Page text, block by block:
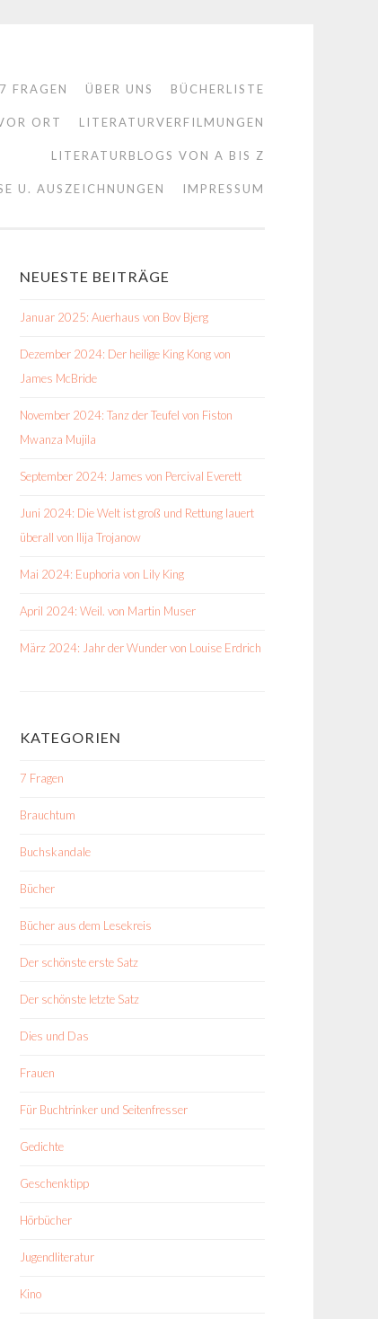
7 FRAGEN ÜBER UNS BÜCHERLISTE
ORT LITERATURVERFILMUNGEN
LITERATURBLOGS VON A BIS Z
U. AUSZEICHNUNGEN IMPRESSUM
NEUESTE BEITRÄGE
Januar 2025: Auerhaus von Bov Bjerg
Dezember 2024: Der heilige King Kong von
James McBride
November 2024: Tanz der Teufel von Fiston
Mwanza Mujila
September 2024: James von Percival Everett
Juni 2024: Die Welt ist groß und Rettung lauert
überall von Ilija Trojanow
Mai 2024: Euphoria von Lily King
April 2024: Weil. von Martin Muser
März 2024: Jahr der Wunder von Louise Erdrich
KATEGORIEN
7 Fragen
Brauchtum
Buchskandale
Bücher
Bücher aus dem Lesekreis
Der schönste erste Satz
Der schönste letzte Satz
Dies und Das
Frauen
Für Buchtrinker und Seitenfresser
Gedichte
Geschenktipp
Hörbücher
Jugendliteratur
Kino